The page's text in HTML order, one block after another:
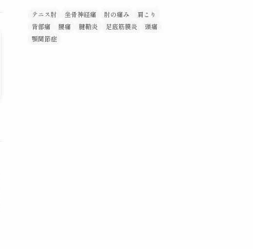
テニス肘 坐骨神経痛 肘の痛み
肩こり
背部痛
腰痛 腱鞘炎 足底筋膜炎
頭痛
顎関節症